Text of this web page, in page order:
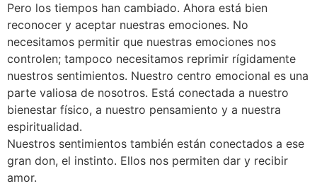
Pero los tiempos han cambiado. Ahora está bien
reconocer y aceptar nuestras emociones. No
necesitamos permitir que nuestras emociones nos
controlen; tampoco necesitamos reprimir rígidamente
nuestros sentimientos. Nuestro centro emocional es una
parte valiosa de nosotros. Está conectada a nuestro
bienestar físico, a nuestro pensamiento y a nuestra
espiritualidad.
Nuestros sentimientos también están conectados a ese
gran don, el instinto. Ellos nos permiten dar y recibir
amor.